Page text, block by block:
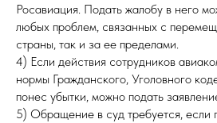
Росавиация. Подать жалобу в него
любых проблем, связанных с
страны, так и за ее пределами.
4) Если действия сотрудников
нормы Гражданского, Уголовного
понес убытки, можно подать
5) Обращение в суд требуется, если